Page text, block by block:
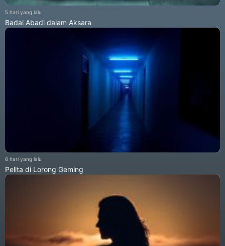
5 hari yang lalu
Badai Abadi dalam Aksara
6 hari yang lalu
Pelita di Lorong Geming